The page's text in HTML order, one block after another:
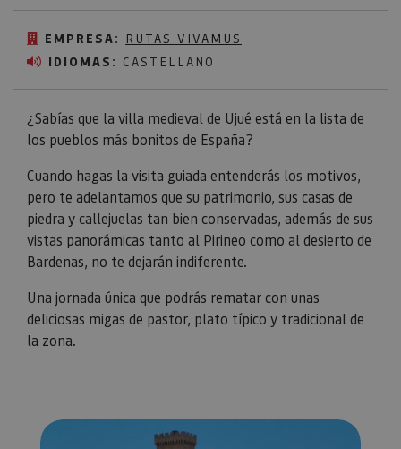
EMPRESA: RUTAS VIVAMUS
IDIOMAS: CASTELLANO
¿Sabías que la villa medieval de Ujué está en la lista de
los pueblos más bonitos de España?
Cuando hagas la visita guiada entenderás los motivos,
pero te adelantamos que su patrimonio, sus casas de
piedra y callejuelas tan bien conservadas, además de sus
vistas panorámicas tanto al Pirineo como al desierto de
Bardenas, no te dejarán indiferente.
Una jornada única que podrás rematar con unas
deliciosas migas de pastor, plato típico y tradicional de
la zona.